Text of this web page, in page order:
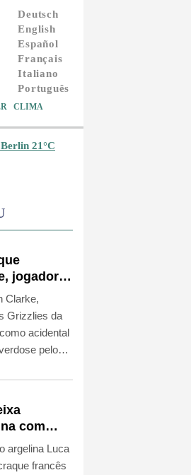
Deutsch
English
Español
Français
Italiano
Português
CLIMA
21°C
jogador
por
Clarke,
Grizzlies da
acidental
pelo
de
feira (7).
com
argelina Luca
francês